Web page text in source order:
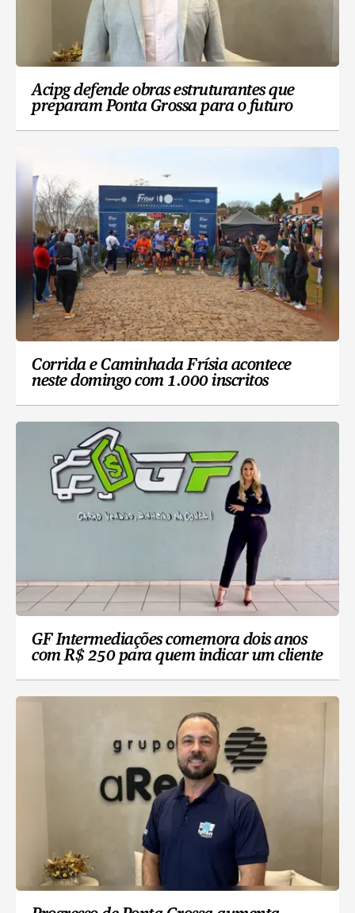
Acipg defende obras estruturantes que
preparam Ponta Grossa para o futuro
Corrida e Caminhada Frísia acontece
neste domingo com 1.000 inscritos
GF Intermediações comemora dois anos
com R$ 250 para quem indicar um cliente